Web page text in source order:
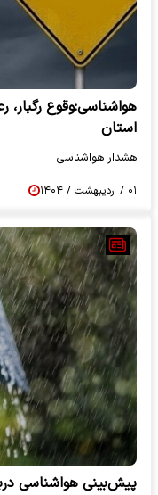
استان
هشدار هواشناسی
۰۱ / اردیبهشت / ۱۴۰۴
پیش‌بینی هواشناسی